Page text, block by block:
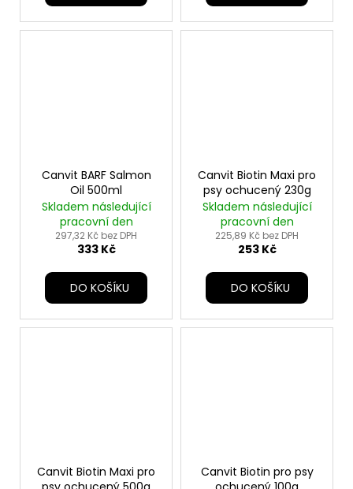
Canvit BARF Salmon
Oil 500ml
Skladem následující
pracovní den
297,32 Kč bez DPH
333 Kč
DO KOŠÍKU
Canvit Biotin Maxi pro
psy ochucený 230g
Skladem následující
pracovní den
225,89 Kč bez DPH
253 Kč
DO KOŠÍKU
Canvit Biotin Maxi pro
Canvit Biotin pro psy